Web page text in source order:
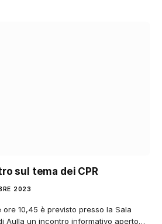
sul tema dei CPR
2023
ore 10,45 è previsto presso la Sala
Aulla un incontro informativo aperto…